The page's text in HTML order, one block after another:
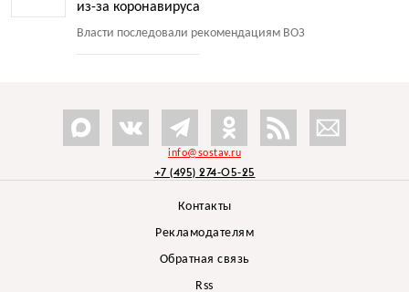
из-за коронавируса
Власти последовали рекомендациям ВОЗ
info@sostav.ru
+7 (495) 274-05-25
Контакты
Рекламодателям
Обратная связь
Rss